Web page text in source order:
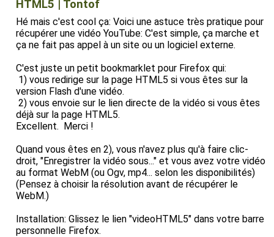
HTML5 | Tontof
Hé mais c'est cool ça: Voici une astuce très pratique pour
récupérer une vidéo YouTube: C'est simple, ça marche et
ça ne fait pas appel à un site ou un logiciel externe.
C'est juste un petit bookmarklet pour Firefox qui:
1) vous redirige sur la page HTML5 si vous êtes sur la
version Flash d'une vidéo.
2) vous envoie sur le lien directe de la vidéo si vous êtes
déjà sur la page HTML5.
Excellent. Merci !
Quand vous êtes en 2), vous n'avez plus qu'à faire clic-
droit, "Enregistrer la vidéo sous..." et vous avez votre vidéo
au format WebM (ou Ogv, mp4... selon les disponibilités)
(Pensez à choisir la résolution avant de récupérer le
WebM.)
Installation: Glissez le lien "videoHTML5" dans votre barre
personnelle Firefox.